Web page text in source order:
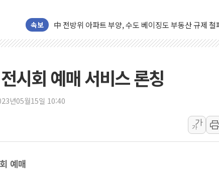
속보
인제 용대리 계곡서 수위 상승으로 피서객 7명 고립…
동해시, 11~14일 '별똥별 멍' 운영…페르세우스 유성
청양 밭에서 일하던 90대 숨져…온열질환 여부 조사
폭염에 車 운전면허 기능시험 오전 집중 편성…체감온
李대통령, 'ISA·주가누르기 방지법' 전면 재검토 지시
'호우 특보' 경북 울진 시간당 20~30mm 강한 비...가뭄
주말 무더위·열대야 지속…내륙 곳곳 소나기
시회 예매 서비스 론칭
년05월15일 10:40
가
가
예매